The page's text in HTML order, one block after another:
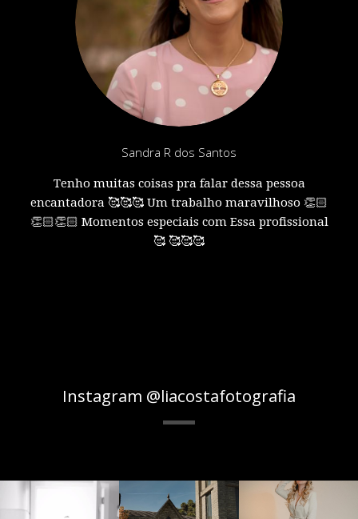
Sandra R dos Santos
Tenho muitas coisas pra falar dessa pessoa
encantadora 🥰🥰🥰 Um trabalho maravilhoso 👏🏻
👏🏻👏🏻 Momentos especiais com Essa profissional
🥰 🥰🥰🥰
Instagram @liacostafotografia